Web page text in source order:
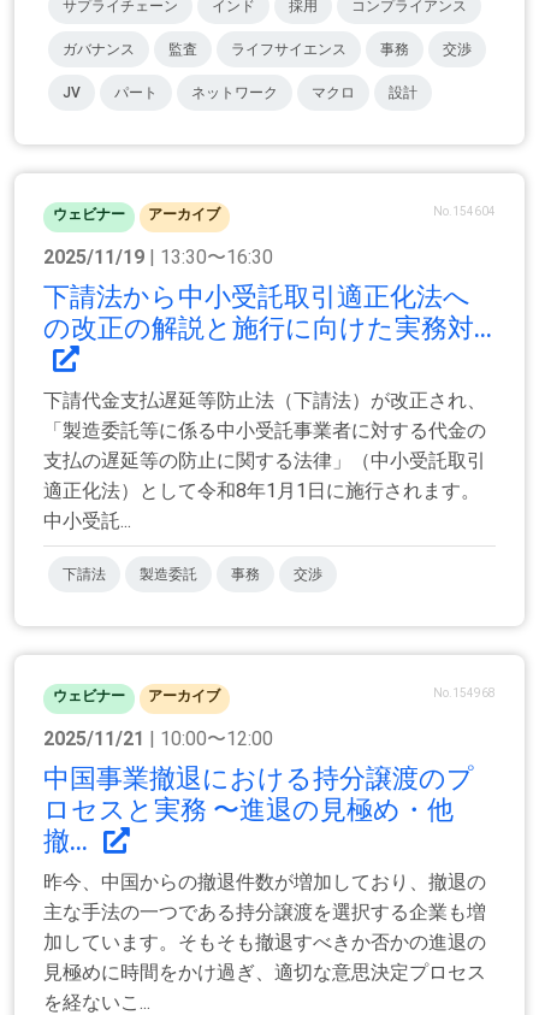
サプライチェーン インド 採用 コンプライアンス
ガバナンス 監査 ライフサイエンス 事務 交渉
JV パート ネットワーク マクロ 設計
ウェビナー アーカイブ No.154604
2025/11/19 | 13:30〜16:30
下請法から中小受託取引適正化法へ
の改正の解説と施行に向けた実務対...
下請代金支払遅延等防止法（下請法）が改正され、
「製造委託等に係る中小受託事業者に対する代金の
支払の遅延等の防止に関する法律」（中小受託取引
適正化法）として令和8年1月1日に施行されます。
中小受託...
下請法 製造委託 事務 交渉
ウェビナー アーカイブ No.154968
2025/11/21 | 10:00〜12:00
中国事業撤退における持分譲渡のプ
ロセスと実務 〜進退の見極め・他
撤...
昨今、中国からの撤退件数が増加しており、撤退の
主な手法の一つである持分譲渡を選択する企業も増
加しています。そもそも撤退すべきか否かの進退の
見極めに時間をかけ過ぎ、適切な意思決定プロセス
を経ないこ...